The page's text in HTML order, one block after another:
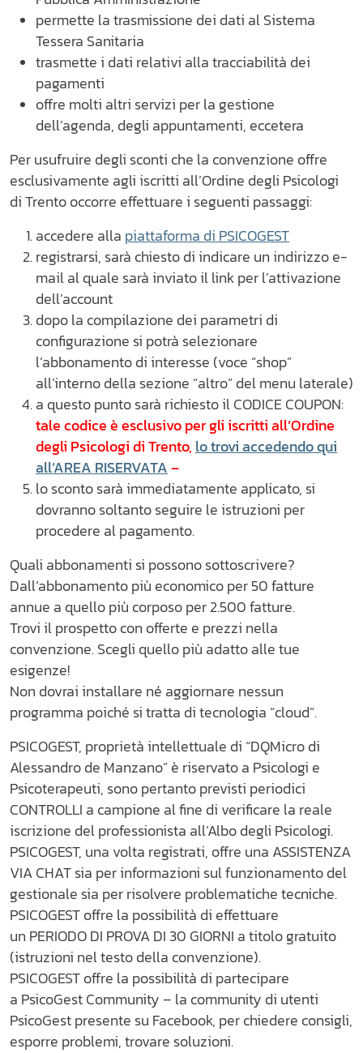
permette la trasmissione dei dati al Sistema
Tessera Sanitaria
trasmette i dati relativi alla tracciabilità dei
pagamenti
offre molti altri servizi per la gestione
dell’agenda, degli appuntamenti, eccetera
Per usufruire degli sconti che la convenzione offre
esclusivamente agli iscritti all’Ordine degli Psicologi
di Trento occorre effettuare i seguenti passaggi:
accedere alla piattaforma di PSICOGEST
registrarsi, sarà chiesto di indicare un indirizzo e-
mail al quale sarà inviato il link per l’attivazione
dell’account
dopo la compilazione dei parametri di
configurazione si potrà selezionare
l’abbonamento di interesse (voce “shop”
all’interno della sezione “altro” del menu laterale)
a questo punto sarà richiesto il CODICE COUPON:
tale codice è esclusivo per gli iscritti all’Ordine
degli Psicologi di Trento, lo trovi accedendo qui
all’AREA RISERVATA–
lo sconto sarà immediatamente applicato, si
dovranno soltanto seguire le istruzioni per
procedere al pagamento.
Quali abbonamenti si possono sottoscrivere?
Dall’abbonamento più economico per 50 fatture
annue a quello più corposo per 2.500 fatture.
Trovi il prospetto con offerte e prezzi nella
convenzione. Scegli quello più adatto alle tue
esigenze!
Non dovrai installare né aggiornare nessun
programma poiché si tratta di tecnologia “cloud”.
PSICOGEST, proprietà intellettuale di “DQMicro di
Alessandro de Manzano” è riservato a Psicologi e
Psicoterapeuti, sono pertanto previsti periodici
CONTROLLI a campione al fine di verificare la reale
iscrizione del professionista all’Albo degli Psicologi.
PSICOGEST, una volta registrati, offre una ASSISTENZA
VIA CHAT sia per informazioni sul funzionamento del
gestionale sia per risolvere problematiche tecniche.
PSICOGEST offre la possibilità di effettuare
un PERIODO DI PROVA DI 30 GIORNI a titolo gratuito
(istruzioni nel testo della convenzione).
PSICOGEST offre la possibilità di partecipare
a PsicoGest Community – la community di utenti
PsicoGest presente su Facebook, per chiedere consigli,
esporre problemi, trovare soluzioni.